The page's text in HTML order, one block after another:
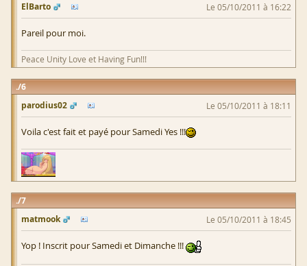
ElBarto
Le 05/10/2011 à 16:22
Pareil pour moi.
Peace Unity Love et Having Fun!!!
6
parodius02
Le 05/10/2011 à 18:11
Voila c'est fait et payé pour Samedi Yes !!!
7
matmook
Le 05/10/2011 à 18:45
Yop ! Inscrit pour Samedi et Dimanche !!!